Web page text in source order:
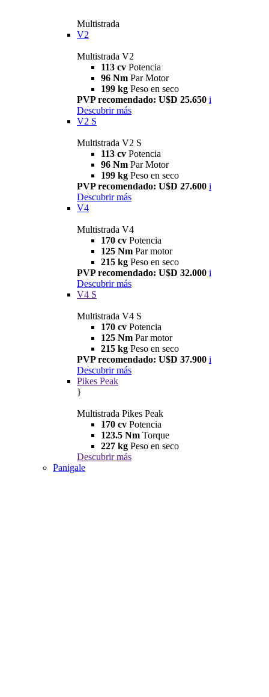
Multistrada
V2
Multistrada V2
113 cv Potencia
96 Nm Par Motor
199 kg Peso en seco
PVP recomendado: U$D 25.650 i
Descubrir más
V2 S
Multistrada V2 S
113 cv Potencia
96 Nm Par Motor
199 kg Peso en seco
PVP recomendado: U$D 27.600 i
Descubrir más
V4
Multistrada V4
170 cv Potencia
125 Nm Par motor
215 kg Peso en seco
PVP recomendado: U$D 32.000 i
Descubrir más
V4 S
Multistrada V4 S
170 cv Potencia
125 Nm Par motor
215 kg Peso en seco
PVP recomendado: U$D 37.900 i
Descubrir más
Pikes Peak
}
Multistrada Pikes Peak
170 cv Potencia
123.5 Nm Torque
227 kg Peso en seco
Descubrir más
Panigale